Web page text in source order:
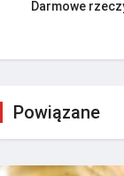
Darmowe
Powiązane